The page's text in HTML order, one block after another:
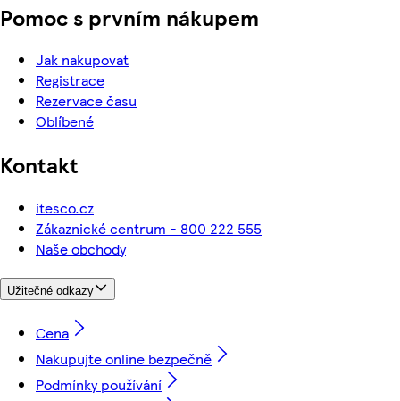
Pomoc s prvním nákupem
Jak nakupovat
Registrace
Rezervace času
Oblíbené
Kontakt
itesco.cz
Zákaznické centrum - 800 222 555
Naše obchody
Užitečné odkazy
Cena
Nakupujte online bezpečně
Podmínky používání